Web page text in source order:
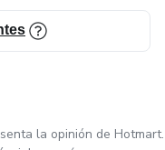
vida, viajar, ganar en
la opinión de Hotmart.